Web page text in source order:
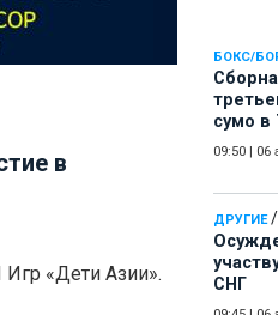
БОКС/
сумо в
09:50 06
ДРУГИЕ/
СНГ
в
Игр «Дети Азии».